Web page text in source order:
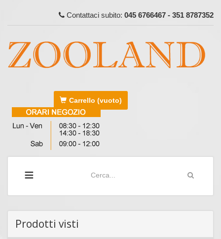
Contattaci subito: 045 6766467 - 351 8787352
Carrello (vuoto)
≡
Prodotti visti